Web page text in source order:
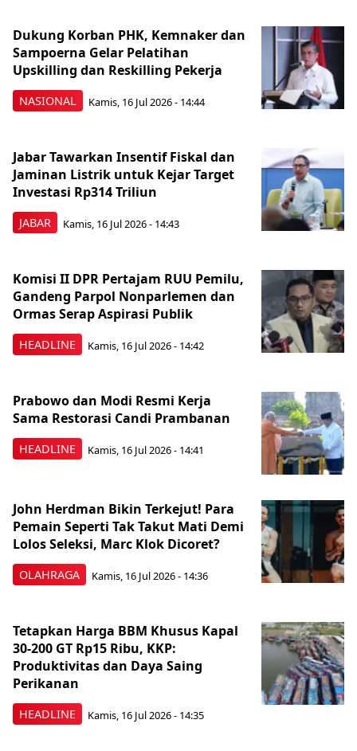
NASIONAL
Dukung Korban PHK, Kemnaker dan
Sampoerna Gelar Pelatihan
Upskilling dan Reskilling Pekerja
Kamis, 16 Jul 2026 - 14:44
JABAR
Jabar Tawarkan Insentif Fiskal dan
Jaminan Listrik untuk Kejar Target
Investasi Rp314 Triliun
Kamis, 16 Jul 2026 - 14:43
HEADLINE
Komisi II DPR Pertajam RUU Pemilu,
Gandeng Parpol Nonparlemen dan
Ormas Serap Aspirasi Publik
Kamis, 16 Jul 2026 - 14:42
HEADLINE
Prabowo dan Modi Resmi Kerja
Sama Restorasi Candi Prambanan
Kamis, 16 Jul 2026 - 14:41
OLAHRAGA
John Herdman Bikin Terkejut! Para
Pemain Seperti Tak Takut Mati Demi
Lolos Seleksi, Marc Klok Dicoret?
Kamis, 16 Jul 2026 - 14:36
HEADLINE
Tetapkan Harga BBM Khusus Kapal
30-200 GT Rp15 Ribu, KKP:
Produktivitas dan Daya Saing
Perikanan
Kamis, 16 Jul 2026 - 14:35